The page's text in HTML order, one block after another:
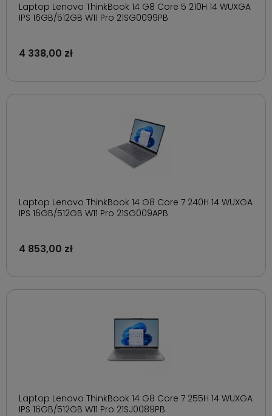
Laptop Lenovo ThinkBook 14 G8 Core 5 210H 14 WUXGA
IPS 16GB/512GB W11 Pro 21SG0099PB
4 338,00 zł
Laptop Lenovo ThinkBook 14 G8 Core 7 240H 14 WUXGA
IPS 16GB/512GB W11 Pro 21SG009APB
4 853,00 zł
Laptop Lenovo ThinkBook 14 G8 Core 7 255H 14 WUXGA
IPS 16GB/512GB W11 Pro 21SJ0089PB